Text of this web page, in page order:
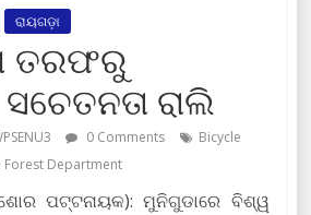
ରାୟଗଡ଼ା
ତରଫରୁ
ରାଲି
0 Comments
Bicycle
Forest Department
ପଟ୍ଟନାୟକ): ମୁନିଗୁଡାରେ ବିଶ୍ୱ